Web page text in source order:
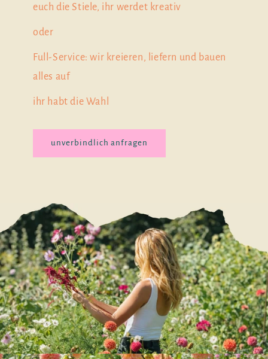
euch die Stiele, ihr werdet kreativ
oder
Full-Service: wir kreieren, liefern und bauen
alles auf
ihr habt die Wahl
unverbindlich anfragen